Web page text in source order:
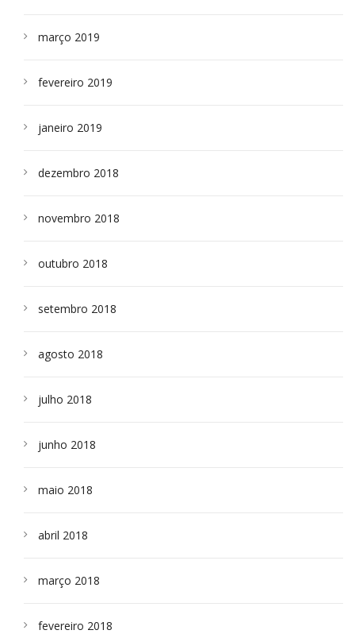
março 2019
fevereiro 2019
janeiro 2019
dezembro 2018
novembro 2018
outubro 2018
setembro 2018
agosto 2018
julho 2018
junho 2018
maio 2018
abril 2018
março 2018
fevereiro 2018